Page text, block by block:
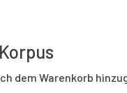
dem Warenkorb